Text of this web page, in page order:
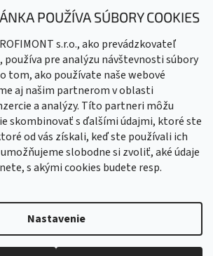
POUŽÍVA SÚBORY COOKIES
s.r.o., ako prevádzkovateľ
používa pre analýzu návštevnosti súbory
tom, ako používate naše webové
aj našim partnerom v oblasti
a analýzy. Títo partneri môžu
skombinovať s ďalšími údajmi, ktoré ste
od vás získali, keď ste používali ich
slobodne si zvoliť, aké údaje
s akými cookies budete resp.
Nastavenie
spodmienkami ochrany osobných
- Štvorkolky, doplnky, diely. Všetky